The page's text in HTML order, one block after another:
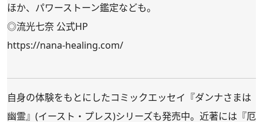
ほか、パワーストーン鑑定なども。
◎流光七奈 公式HP
https://nana-healing.com/
自身の体験をもとにしたコミックエッセイ『ダンナさまは
幽霊』(イースト・プレス)シリーズも発売中。近著には『厄